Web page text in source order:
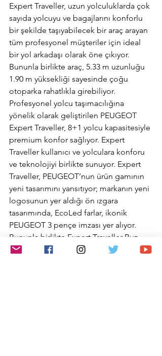
Expert Traveller, uzun yolculuklarda çok
sayıda yolcuyu ve bagajlarını konforlu
bir şekilde taşıyabilecek bir araç arayan
tüm profesyonel müşteriler için ideal
bir yol arkadaşı olarak öne çıkıyor.
Bununla birlikte araç, 5.33 m uzunluğu
1.90 m yüksekliği sayesinde çoğu
otoparka rahatlıkla girebiliyor.
Profesyonel yolcu taşımacılığına
yönelik olarak geliştirilen PEUGEOT
Expert Traveller, 8+1 yolcu kapasitesiyle
premium konfor sağlıyor. Expert
Traveller kullanıcı ve yolculara konforu
ve teknolojiyi birlikte sunuyor. Expert
Traveller, PEUGEOT’nun ürün gamının
yeni tasarımını yansıtıyor; markanın yeni
logosunun yer aldığı ön ızgara
tasarımında, EcoLed farlar, ikonik
PEUGEOT 3 pençe imzası yer alıyor.
Bununla birlikte Expert Traveller Buz
Beyaz, Titanyum Gri, Tekno Gri, İnci